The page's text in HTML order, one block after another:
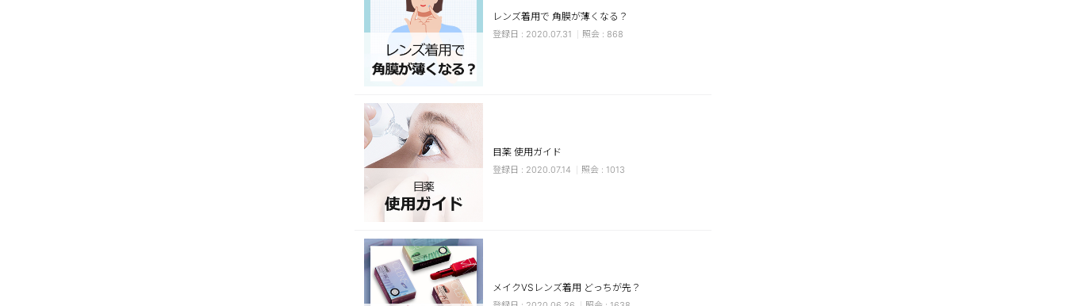
レンズ着用で 角膜が薄くなる？
2020.07.31 868
目薬 使用ガイド
2020.07.14 1013
メイクVSレンズ着用 どっちが先？